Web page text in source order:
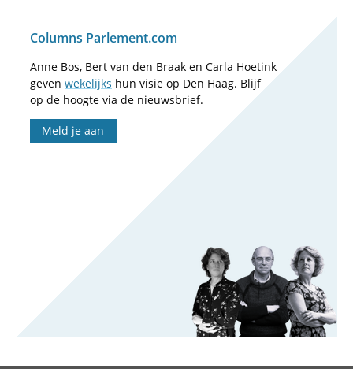
Columns Parlement.com
Anne Bos, Bert van den Braak en Carla Hoetink
geven wekelijks hun visie op Den Haag. Blijf
op de hoogte via de nieuwsbrief.
Meld je aan